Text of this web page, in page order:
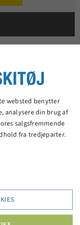
websted benytter
analysere din brug af
salgsfremmende
fra tredjeparter.